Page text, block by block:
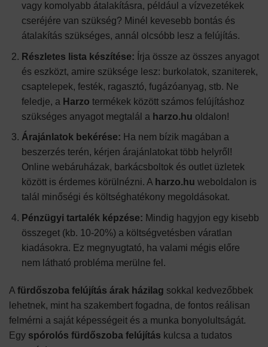
vagy komolyabb átalakításra, például a vízvezetékek
cseréjére van szükség? Minél kevesebb bontás és
átalakítás szükséges, annál olcsóbb lesz a felújítás.
Részletes lista készítése: Írja össze az összes anyagot
és eszközt, amire szüksége lesz: burkolatok, szaniterek,
csaptelepek, festék, ragasztó, fugázóanyag, stb. Ne
feledje, a Harzo termékek között számos felújításhoz
szükséges anyagot megtalál a harzo.hu oldalon!
Árajánlatok bekérése: Ha nem bízik magában a
beszerzés terén, kérjen árajánlatokat több helyről!
Online webáruházak, barkácsboltok és outlet üzletek
között is érdemes körülnézni. A harzo.hu weboldalon is
talál minőségi és költséghatékony megoldásokat.
Pénzügyi tartalék képzése: Mindig hagyjon egy kisebb
összeget (kb. 10-20%) a költségvetésben váratlan
kiadásokra. Ez megnyugtató, ha valami mégis előre
nem látható probléma merülne fel.
A fürdőszoba felújítás árak házilag sokkal kedvezőbbek
lehetnek, mint ha szakembert fogadna, de fontos reálisan
felmérni a saját képességeit és a munka bonyolultságát.
Egy spórolós fürdőszoba felújítás kulcsa a tudatos